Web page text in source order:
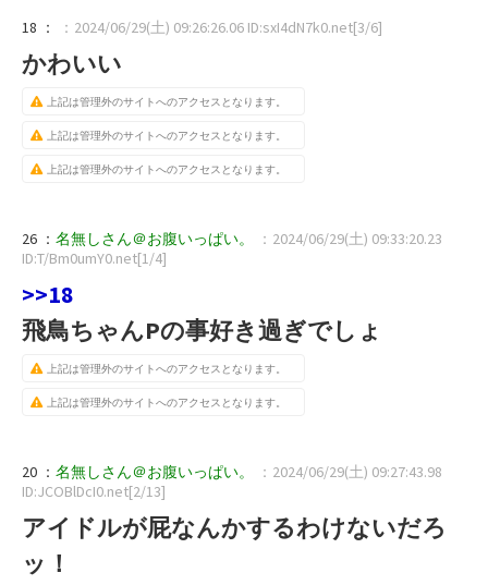
18 ： ：2024/06/29(土) 09:26:26.06 ID:sxI4dN7k0.net[3/6]
かわいい
上記は管理外のサイトへのアクセスとなります。
上記は管理外のサイトへのアクセスとなります。
上記は管理外のサイトへのアクセスとなります。
26 ： 名無しさん＠お腹いっぱい。
：2024/06/29(土) 09:33:20.23
ID:T/Bm0umY0.net[1/4]
>>18
飛鳥ちゃんPの事好き過ぎでしょ
上記は管理外のサイトへのアクセスとなります。
上記は管理外のサイトへのアクセスとなります。
20 ： 名無しさん＠お腹いっぱい。
：2024/06/29(土) 09:27:43.98
ID:JCOBlDcI0.net[2/13]
アイドルが屁なんかするわけないだろ
ッ！